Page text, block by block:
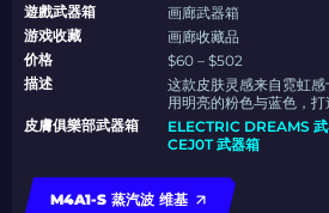
遊戲武器箱
画廊武器箱
游戏收藏
画廊收藏品
价格
$60 – $502
描述
这款皮肤灵感来自霓虹
用明亮的粉色与蓝色，打
皮膚俱樂部武器箱
ELECTRIC DREAMS
CEJ0T 武器箱
M4A1-S 蒸汽波 维基